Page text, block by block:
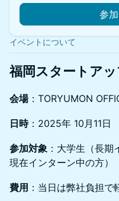
参
イベントについて
福岡スタートア
会場：TORYUMON
日時：2025年 10月11日
参加対象 ：大学生（長
現在インターン中の方）
費用 ：当日は弊社負担で